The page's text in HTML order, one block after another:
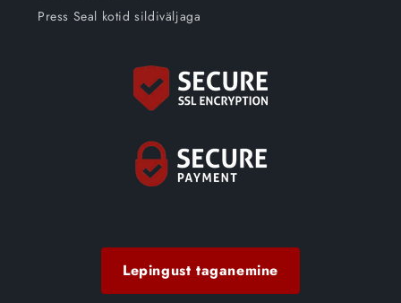
Press Seal kotid sildiväljaga
Lepingust taganemine